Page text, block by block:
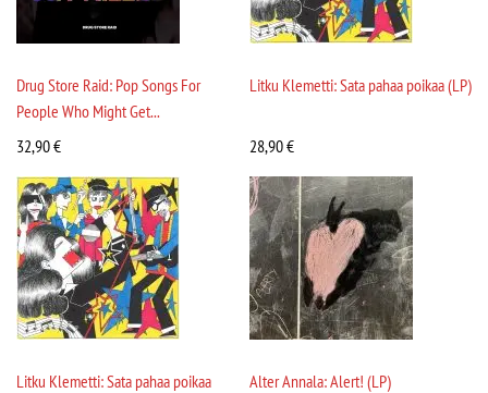
Drug Store Raid: Pop Songs For
People Who Might Get...
32,90€
Litku Klemetti: Sata pahaa poikaa (LP)
28,90€
Litku Klemetti: Sata pahaa poikaa
Alter Annala: Alert! (LP)